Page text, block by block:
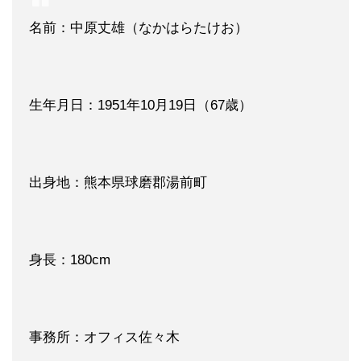
名前：中原丈雄（なかはらたけお）
生年月日：1951年10月19日（67歳）
出身地：熊本県球磨郡湯前町
身長：180cm
事務所：オフィス佐々木